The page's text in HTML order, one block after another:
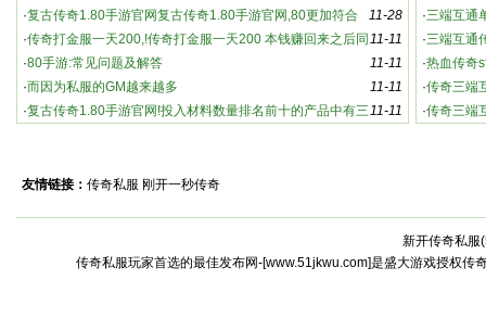
激烈战斗
11-28
·复古传奇1.80手游官网复古传奇1.80手游官网,80更加符合
老版
11-11
·传奇打金服一天200,!传奇打金服一天200 本钱赚回来之后同
时还能赚点
11-11
·80手游:常见问题及解答
11-11
·而因为私服的GM越来越多
11-11
·复古传奇1.80手游官网!投入材料数量排名前十的产品中有三
·三端互通
传
·三端互通
袭
·热血传奇
传奇s
·传奇三端
·传奇三端
友情链接： 传奇私服 刚开一秒传奇
新开传奇私服(
传奇私服玩家首选的最佳发布网-[www.51jkwu.com]是盛大游戏授权传